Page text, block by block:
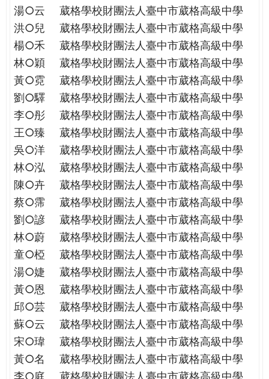
湯○云
葳格學校財團法人臺中市葳格高級中學
洪○兒
葳格學校財團法人臺中市葳格高級中學
楊○禾
葳格學校財團法人臺中市葳格高級中學
林○穎
葳格學校財團法人臺中市葳格高級中學
黃○霓
葳格學校財團法人臺中市葳格高級中學
劉○驛
葳格學校財團法人臺中市葳格高級中學
李○彤
葳格學校財團法人臺中市葳格高級中學
王○臻
葳格學校財團法人臺中市葳格高級中學
吳○洋
葳格學校財團法人臺中市葳格高級中學
林○泓
葳格學校財團法人臺中市葳格高級中學
陳○卉
葳格學校財團法人臺中市葳格高級中學
蔡○霈
葳格學校財團法人臺中市葳格高級中學
劉○諺
葳格學校財團法人臺中市葳格高級中學
林○蔚
葳格學校財團法人臺中市葳格高級中學
童○椏
葳格學校財團法人臺中市葳格高級中學
湯○婕
葳格學校財團法人臺中市葳格高級中學
黃○恩
葳格學校財團法人臺中市葳格高級中學
邱○芸
葳格學校財團法人臺中市葳格高級中學
蘇○云
葳格學校財團法人臺中市葳格高級中學
宋○瑋
葳格學校財團法人臺中市葳格高級中學
黃○名
葳格學校財團法人臺中市葳格高級中學
李○庭
葳格學校財團法人臺中市葳格高級中學